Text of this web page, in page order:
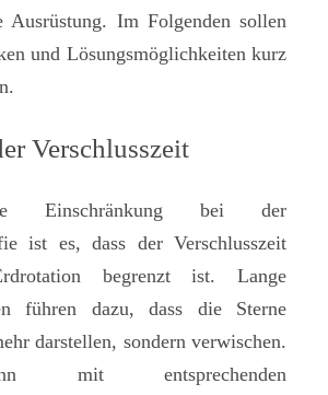
Ausrüstung. Im Folgenden sollen
und Lösungsmöglichkeiten kurz
Verschlusszeit
Einschränkung bei der
ist es, dass der Verschlusszeit
begrenzt ist. Lange
führen dazu, dass die Sterne
darstellen, sondern verwischen.
mit entsprechenden